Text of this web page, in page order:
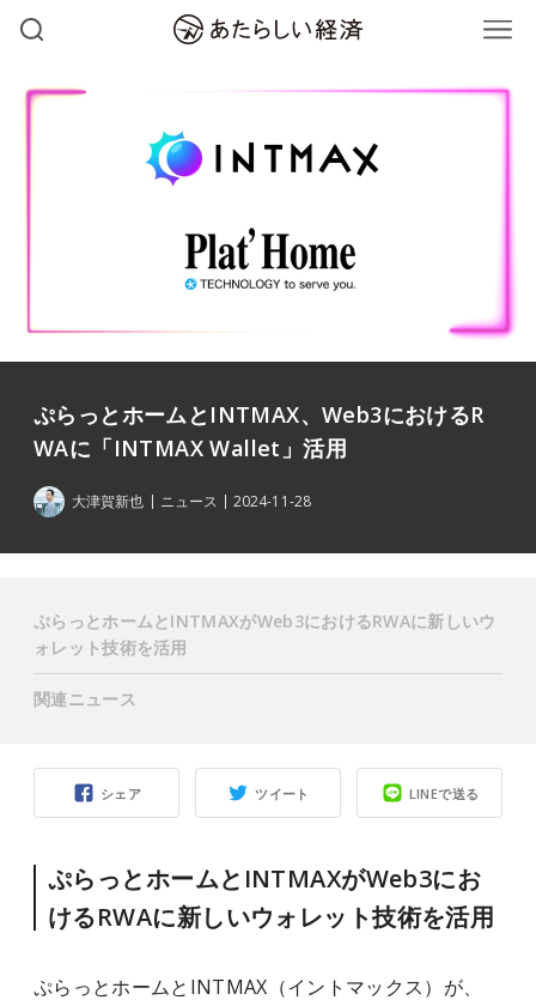
ぷらっとホームとINTMAX、Web3におけるR
WAに「INTMAX Wallet」活用
大津賀新也 ニュース 2024-11-28
シェア ツイート LINEで送る
ぷらっとホームとINTMAXがWeb3にお
けるRWAに新しいウォレット技術を活用
ぷらっとホームとINTMAX（イントマックス）が、
ぷらっとホームとINTMAXがWeb3におけるRWAに新しいウ
ォレット技術を活用
関連ニュース